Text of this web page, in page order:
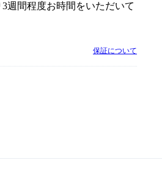
週間程度お時間をいただいて
保証について